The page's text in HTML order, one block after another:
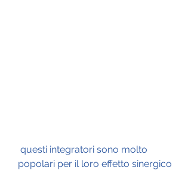
popolari per il loro effetto sinergico